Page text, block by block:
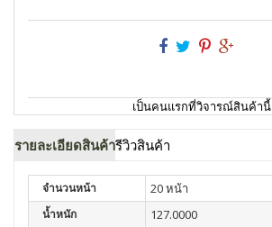
เป็นคนแรกที่วิจารณ์สินค้านี้
รายละเอียดสินค้ารีวิวสินค้า
จำนวนหน้า 20 หน้า
น้ำหนัก 127.0000